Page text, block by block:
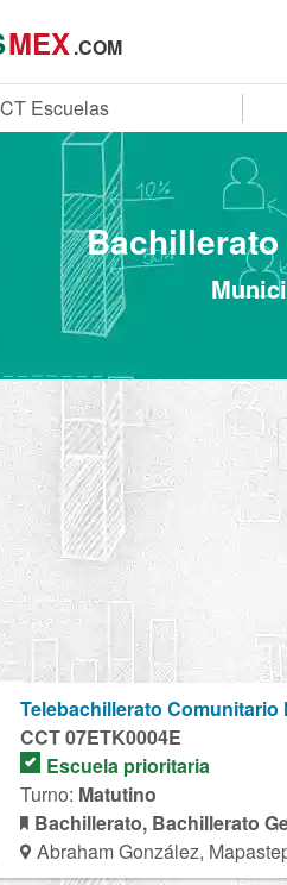
MEX.COM
Escuelas
Bachillerato
Telebachillerato Comunitario
CCT 07ETK0004E
Escuela prioritaria
Turno: Matutino
Bachillerato, Bachillerato
Abraham González,